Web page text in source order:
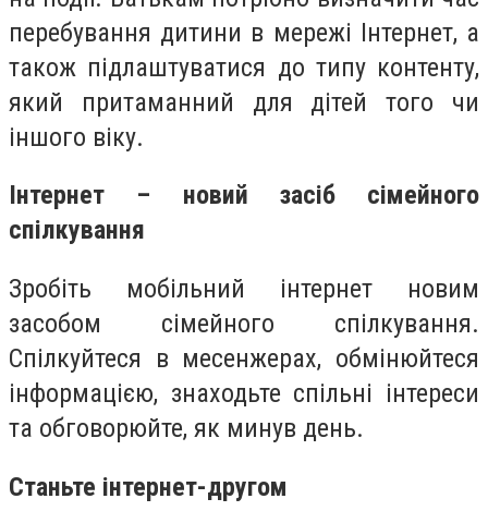
перебування дитини в мережі Інтернет, а
також підлаштуватися до типу контенту,
який притаманний для дітей того чи
іншого віку.
Інтернет – новий засіб сімейного
спілкування
Зробіть мобільний інтернет новим
засобом сімейного спілкування.
Спілкуйтеся в месенжерах, обмінюйтеся
інформацією, знаходьте спільні інтереси
та обговорюйте, як минув день.
Станьте інтернет-другом